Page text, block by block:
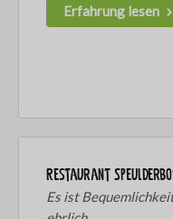
Erfahrung lesen
Restaurant
Es ist